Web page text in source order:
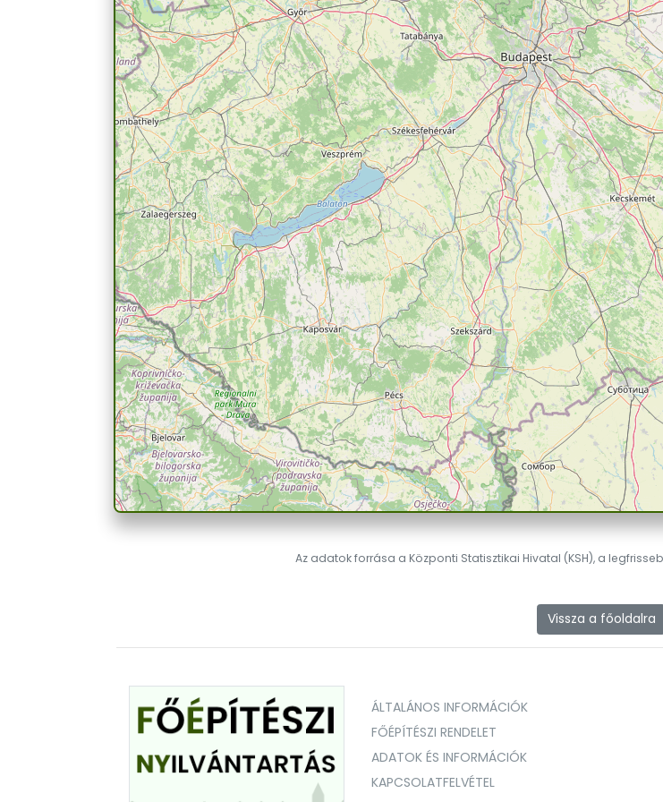
Az adatok forrása a Központi Statisztikai Hivatal (KSH), a
Vissza a főoldalra
ÁLTALÁNOS INFORMÁCIÓK
FŐÉPÍTÉSZI RENDELET
ADATOK ÉS INFORMÁCIÓK
KAPCSOLATFELVÉTEL